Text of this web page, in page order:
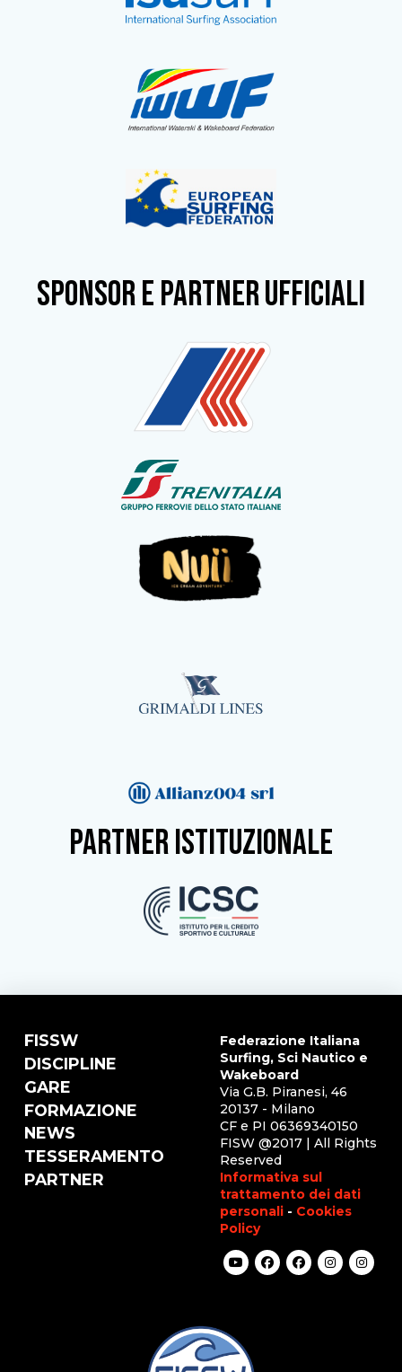
SPONSOR e partner ufficiali
partner istituzionale
FISSW
DISCIPLINE
GARE
FORMAZIONE
NEWS
TESSERAMENTO
PARTNER
Federazione Italiana
Surfing, Sci Nautico e
Wakeboard
Via G.B. Piranesi, 46
20137 - Milano
CF e PI 06369340150
FISW @2017 | All Rights
Reserved
Informativa sul
trattamento dei dati
personali - Cookies
Policy